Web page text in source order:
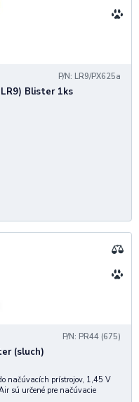
P/N: LR9/PX625a
Blister 1ks
P/N: PR44 (675)
(sluch)
načúvacích prístrojov, 1,45 V
sú určené pre načúvacie